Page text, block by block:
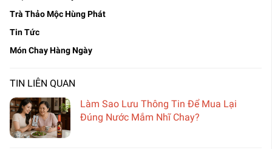
Trà Thảo Mộc Hùng Phát
Tin Tức
Món Chay Hàng Ngày
TIN LIÊN QUAN
Làm Sao Lưu Thông Tin Để Mua Lại
Đúng Nước Mắm Nhĩ Chay?